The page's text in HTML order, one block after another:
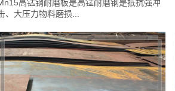
高锰钢耐磨板是高锰耐磨钢是抵抗强冲
、大压力物料磨损...